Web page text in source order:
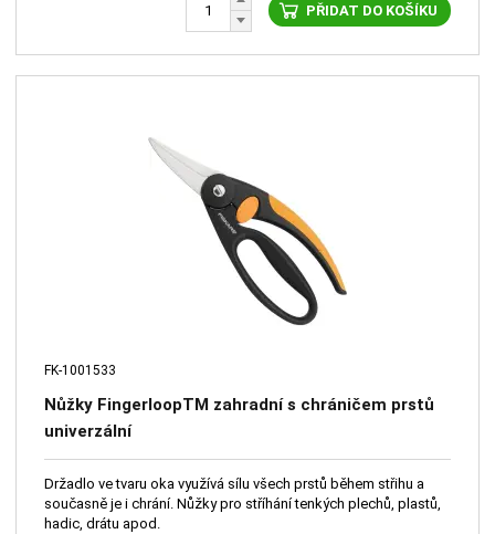
PŘIDAT DO KOŠÍKU
FK-1001533
Nůžky FingerloopTM zahradní s chráničem prstů
univerzální
Držadlo ve tvaru oka využívá sílu všech prstů během střihu a
současně je i chrání. Nůžky pro stříhání tenkých plechů, plastů,
hadic, drátu apod.